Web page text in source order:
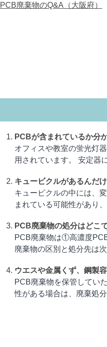
PCB廃棄物のQ&A（大阪府）
PCBが含まれているか分
オフィスや教室の蛍光灯
用されています。 安定器
キュービクルがあるんだ
キュービクルの中には、
まれている可能性があり
PCB廃棄物の処分はどこ
PCB廃棄物は①高濃度
廃棄物の区別と処分先は
ウエスや金属くず、鋼製
PCB廃棄物を保管してい
性がある場合は、廃棄処